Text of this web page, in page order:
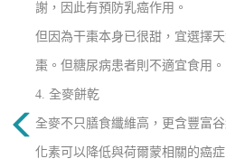
謝，因此有預防乳癌作用。
但因為干棗本身已很甜，宜選擇
棗。但糖尿病患者則不適宜食用。
4.全麥餅乾
全麥不只膳食纖維高，更含豐富
化素可以降低與荷爾蒙相關的癌